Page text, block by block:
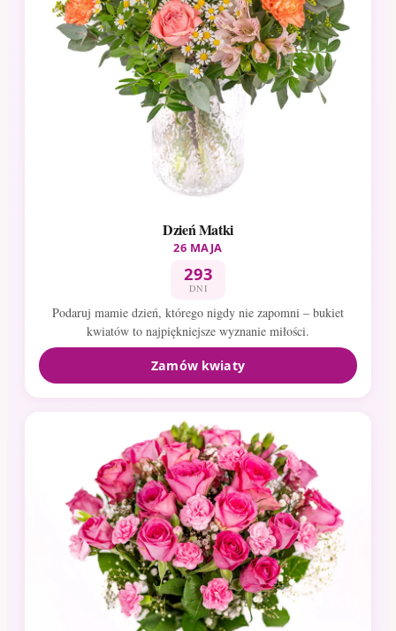
Dzień Matki
26 MAJA
293
DNI
Podaruj mamie dzień, którego nigdy nie zapomni – bukiet
kwiatów to najpiękniejsze wyznanie miłości.
Zamów kwiaty